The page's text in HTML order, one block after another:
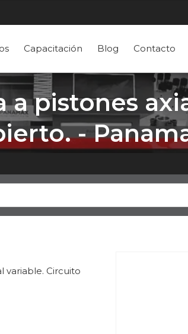
Capacitación Blog Contacto
a pistones
-
variable. Circuito